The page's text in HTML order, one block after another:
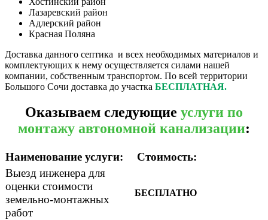
Лазаревский район
Адлерский район
Красная Поляна
Доставка данного септика и всех необходимых материалов и
комплектующих к нему осуществляется силами нашей
компании, собственным транспортом. По всей территории
Большого Сочи доставка до участка БЕСПЛАТНАЯ.
Оказываем следующие услуги по
монтажу автономной канализации:
Наименование услуги:
Стоимость:
Выезд инженера для
оценки стоимости
земельно-монтажных
работ
БЕСПЛАТНО